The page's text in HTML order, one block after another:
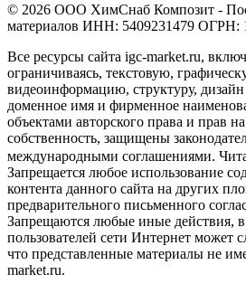
© 2026 ООО ХимСнаб Композит -
материалов ИНН: 5409231479 ОГРН:
Все ресурсы сайта igc-market.ru,
ограничиваясь, текстовую,
видеоинформацию, структуру,
доменное имя и фирменное
объектами авторского права и прав
собственность, защищены
международными соглашениями.
Запрещается любое использование
контента данного сайта на других
предварительного письменного
Запрещаются любые иные действия, в
пользователей сети Интернет может
что представленные материалы не
market.ru.